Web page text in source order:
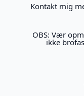
Kontakt mig
OBS: Vær
ikke